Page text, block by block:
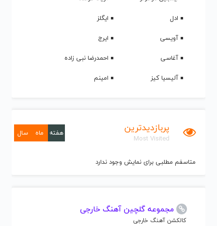
ادل
ایگلز
آویسی
ایرج
آغاسی
احمدرضا نبی زاده
آلیسیا کیز
امینم
پربازدیدترین
Most Visited
هفته ماه سال
متاسفم مطلبی برای نمایش وجود ندارد
مجموعه گلچین آهنگ خارجی
کالکشن آهنگ خارجی